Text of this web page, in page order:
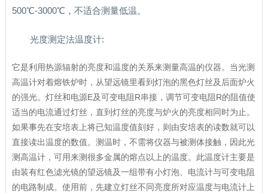
500℃-3000℃，不适合测量低温。
光度测定法温度计:
它是利用热源辐射的亮度和温度的关系来测量高温的仪器。当光测
高温计对着熔铁炉时，从望远镜里看到灯泡的黑色灯丝及后面炉火
的强光。灯丝和电源E及可变电阻R串接，调节可变电阻R的阻值使
适当的电流通过灯丝，直到灯丝的亮度与炉火的亮度相同时为止。
如果事先在安培表上将已知温度值刻好，则由安培表的读数就可以
直接读出温度的数值。测温时，不需将仪器与被测体接触，因此光
测高温计，可用来测很多金属的熔点以上的温度。此温度计主要是
由装有红色滤光镜的望远镜及一组带有小灯泡、电流计与可变电阻
的电路制成。使用前，先建立灯丝不同亮度所对应温度与电流计上